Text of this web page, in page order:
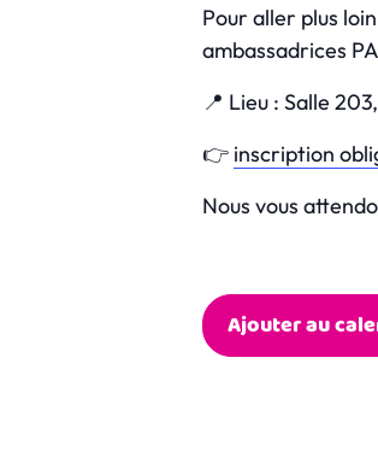
Pour aller plus
ambassadrices
📍 Lieu : Salle
👉 inscription
Nous vous
Ajouter au